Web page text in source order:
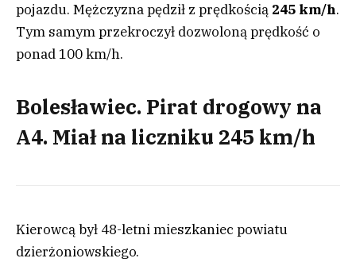
pojazdu. Mężczyzna pędził z prędkością 245 km/h.
Tym samym przekroczył dozwoloną prędkość o
ponad 100 km/h.
Bolesławiec. Pirat drogowy na
A4. Miał na liczniku 245 km/h
Kierowcą był 48-letni mieszkaniec powiatu
dzierżoniowskiego.